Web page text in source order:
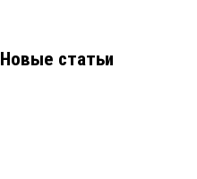
Новые статьи